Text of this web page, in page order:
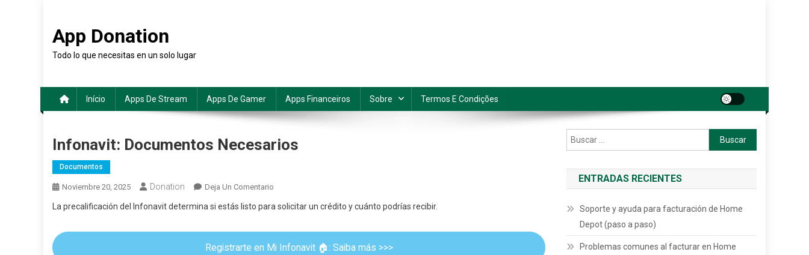
contenido
App Donation
Todo lo que necesitas en un solo lugar
Início Apps De Stream Apps De Gamer Apps Financeiros Sobre Termos E Condições
Infonavit: Documentos Necesarios
Documentos
Noviembre 20, 2025 Donation Deja Un Comentario
La precalificación del Infonavit determina si estás listo para solicitar un crédito y cuánto podrías recibir.
Registrarte en Mi Infonavit 🏠: Saiba más >>>
Buscar:
ENTRADAS RECIENTES
Soporte y ayuda para facturación de Home
Depot (paso a paso)
Problemas comunes al facturar en Home